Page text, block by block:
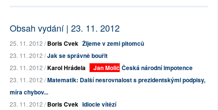
Obsah vydání | 23. 11. 2012
25. 11. 2012 /Boris Cvek Žijeme v zemi pitomců
23. 11. 2012 /Jak se správně bouřit
23. 11. 2012 /Karol Hrádela Jan Molič Česká národní impotence
23. 11. 2012 /Matematik: Další nesrovnalost s prezidentskými podpisy,
míra chybov...
23. 11. 2012 /Boris Cvek Idiocie vítězí